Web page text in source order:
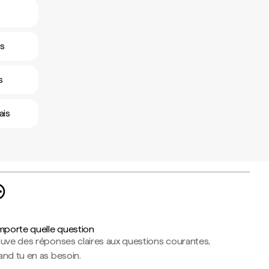
quelle question
des réponses claires aux questions courantes,
tu en as besoin.